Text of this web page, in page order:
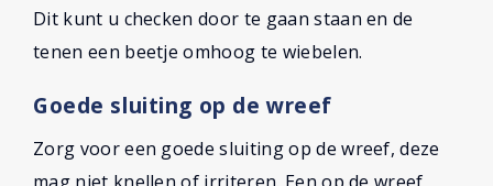
Dit kunt u checken door te gaan staan en de
tenen een beetje omhoog te wiebelen.
Goede sluiting op de wreef
Zorg voor een goede sluiting op de wreef, deze